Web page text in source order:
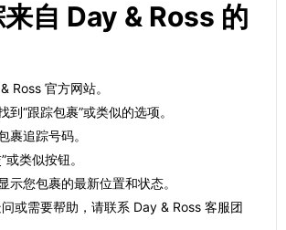
自 Day & Ross 的
Ross 官方网站。
到“跟踪包裹”或类似的选项。
裹追踪号码。
或类似按钮。
示您包裹的最新位置和状态。
或需要帮助，请联系 Day & Ross 客服团